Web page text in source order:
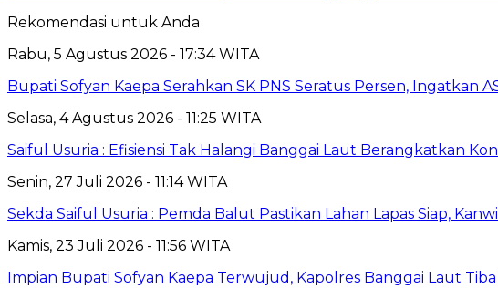
Rekomendasi untuk Anda
Rabu, 5 Agustus 2026 - 17:34 WITA
Bupati Sofyan Kaepa Serahkan SK PNS Seratus Persen, Ingatkan
Selasa, 4 Agustus 2026 - 11:25 WITA
Saiful Usuria : Efisiensi Tak Halangi Banggai Laut Berangkatkan
Senin, 27 Juli 2026 - 11:14 WITA
Sekda Saiful Usuria : Pemda Balut Pastikan Lahan Lapas Siap,
Kamis, 23 Juli 2026 - 11:56 WITA
Impian Bupati Sofyan Kaepa Terwujud, Kapolres Banggai Laut